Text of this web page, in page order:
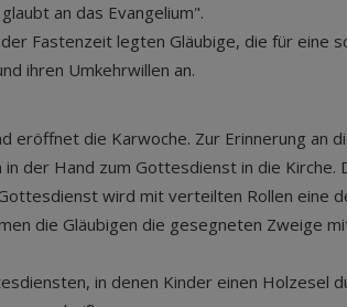
an das Evangelium".
Fastenzeit legten Gläubige, die für eine
ihren Umkehrwillen an.
eröffnet die Karwoche. Zur Erinnerung an
der Hand zum Gottesdienst in die
wird mit verteilten Rollen eine
die Gläubigen die gesegneten Zweige
in denen Kinder einen Holzesel